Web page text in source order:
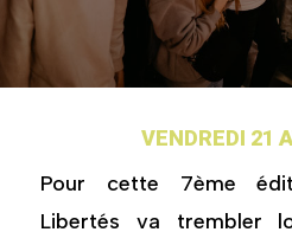
VENDREDI 21
Pour cette 7ème
Libertés va trembler